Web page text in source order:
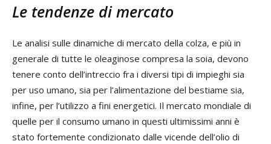
Le tendenze di mercato
Le analisi sulle dinamiche di mercato della colza, e più in
generale di tutte le oleaginose compresa la soia, devono
tenere conto dell’intreccio fra i diversi tipi di impieghi sia
per uso umano, sia per l’alimentazione del bestiame sia,
infine, per l’utilizzo a fini energetici. Il mercato mondiale di
quelle per il consumo umano in questi ultimissimi anni è
stato fortemente condizionato dalle vicende dell’olio di